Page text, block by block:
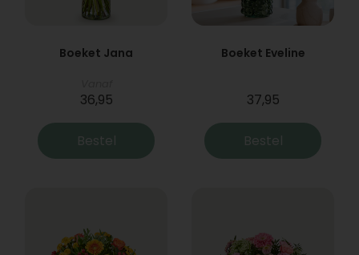
Boeket Jana
36,95
Bestel
Boeket Eveline
37,95
Bestel